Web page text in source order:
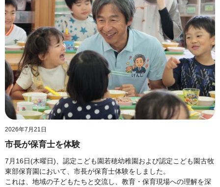
2026年7月21日
市長が保育士を体験
7月16日(木曜日)、認定こども園若穂幼稚園および認定こども園古牧
東部保育園において、市長が保育士体験をしました。
これは、地域の子どもたちと交流し、教育・保育現場への理解を深